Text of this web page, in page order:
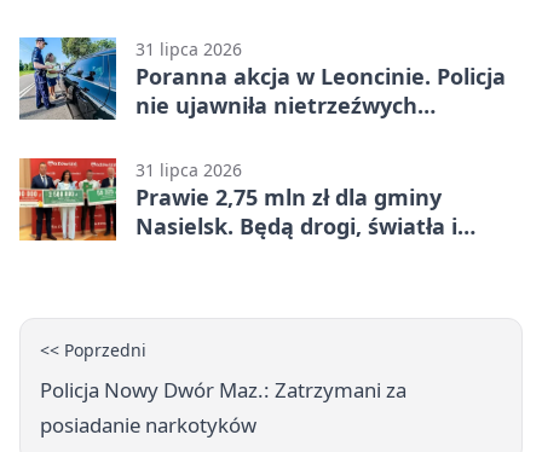
Mazowiecki 1:2
31 lipca 2026
Poranna akcja w Leoncinie. Policja
nie ujawniła nietrzeźwych
31 lipca 2026
Prawie 2,75 mln zł dla gminy
Nasielsk. Będą drogi, światła i
<< Poprzedni
Policja Nowy Dwór Maz.: Zatrzymani za
posiadanie narkotyków